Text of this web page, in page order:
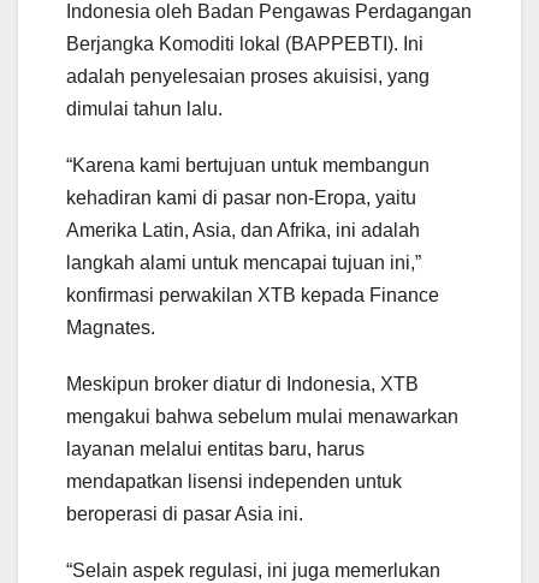
Indonesia oleh Badan Pengawas Perdagangan
Berjangka Komoditi lokal (BAPPEBTI). Ini
adalah penyelesaian proses akuisisi, yang
dimulai tahun lalu.
“Karena kami bertujuan untuk membangun
kehadiran kami di pasar non-Eropa, yaitu
Amerika Latin, Asia, dan Afrika, ini adalah
langkah alami untuk mencapai tujuan ini,”
konfirmasi perwakilan XTB kepada Finance
Magnates.
Meskipun broker diatur di Indonesia, XTB
mengakui bahwa sebelum mulai menawarkan
layanan melalui entitas baru, harus
mendapatkan lisensi independen untuk
beroperasi di pasar Asia ini.
“Selain aspek regulasi, ini juga memerlukan